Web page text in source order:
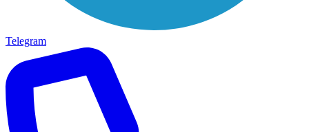
Telegram